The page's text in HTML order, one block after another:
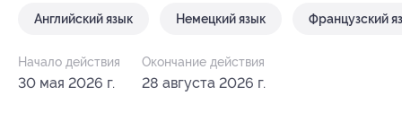
Английский язык Немецкий язык Французский
Начало действия
30 мая 2026 г.
Окончание действия
28 августа 2026 г.